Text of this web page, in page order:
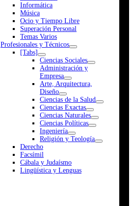
Informática
Música
Ocio y Tiempo Libre
Superación Personal
Temas Varios
Profesionales y Técnicos
[Tabs]
Ciencias Sociales
Administración y
Empresa
Arte, Arquitectura,
Diseño
Ciencias de la Salud
Ciencias Exactas
Ciencias Naturales
Ciencias Políticas
Ingeniería
Religión y Teología
Derecho
Facsímil
Cábala y Judaísmo
Lingüística y Lenguas